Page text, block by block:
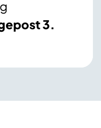
3.